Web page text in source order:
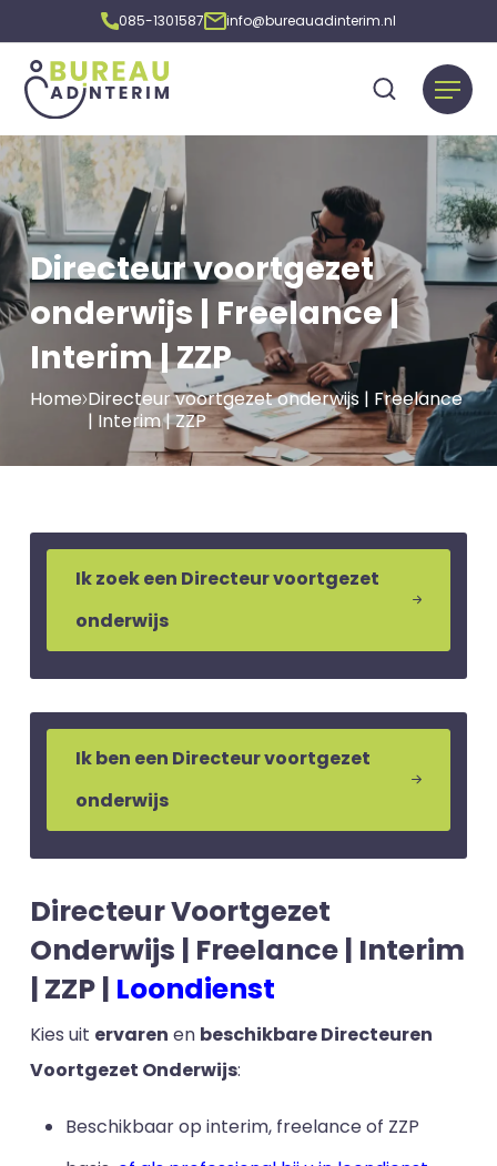
085-1301587 info@bureauadinterim.nl
Directeur voortgezet
onderwijs | Freelance |
Interim | ZZP
Home Directeur voortgezet onderwijs | Freelance
| Interim | ZZP
Ik zoek een Directeur voortgezet
onderwijs
Ik ben een Directeur voortgezet
onderwijs
Directeur Voortgezet
Onderwijs | Freelance | Interim
| ZZP | Loondienst
Kies uit ervaren en beschikbare Directeuren
Voortgezet Onderwijs:
Beschikbaar op interim, freelance of ZZP